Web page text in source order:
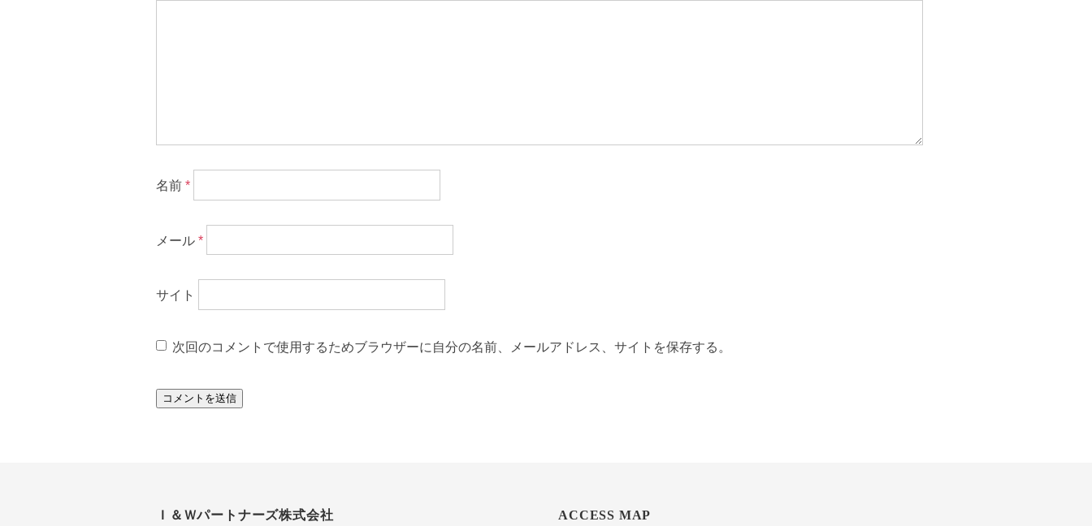
名前 *
メール *
サイト
次回のコメントで使用するためブラウザーに自分の名前、メールアドレス、サイトを保存する。
Ｉ＆Ｗパートナーズ株式会社 ACCESS MAP